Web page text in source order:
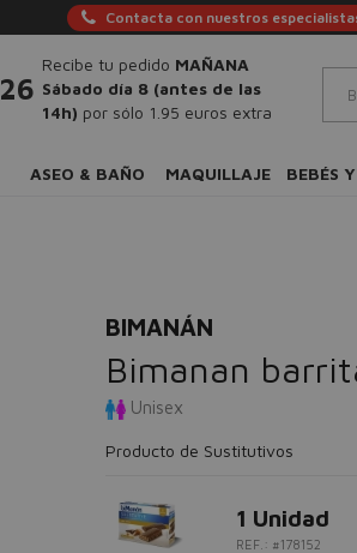
Contacta con nuestros
25
Recibe tu pedido MAÑANA
Sábado día 8 (antes de las
14h) por sólo 1.95 euros extra
ASEO & BAÑO MAQUILLAJE BEBÉS
BIMANÁN
Bimanan
Unisex
Producto de Sustitutivos
1 Unidad
REF.: #178152